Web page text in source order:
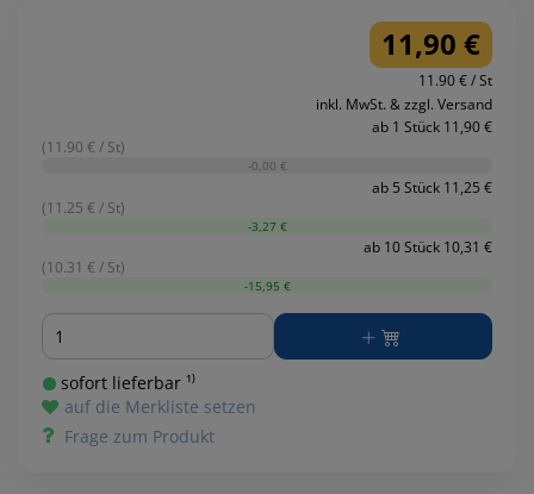
11,90 €
11.90 € / St
inkl. MwSt. & zzgl. Versand
ab 1 Stück 11,90 €
(11.90 € / St)
-0,00 €
ab 5 Stück 11,25 €
(11.25 € / St)
-3,27 €
ab 10 Stück 10,31 €
(10.31 € / St)
-15,95 €
Menge
sofort lieferbar ¹⁾
auf die Merkliste setzen
Frage zum Produkt